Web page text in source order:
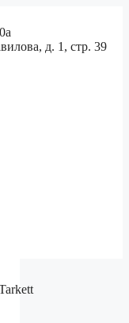
д. 1, стр. 39